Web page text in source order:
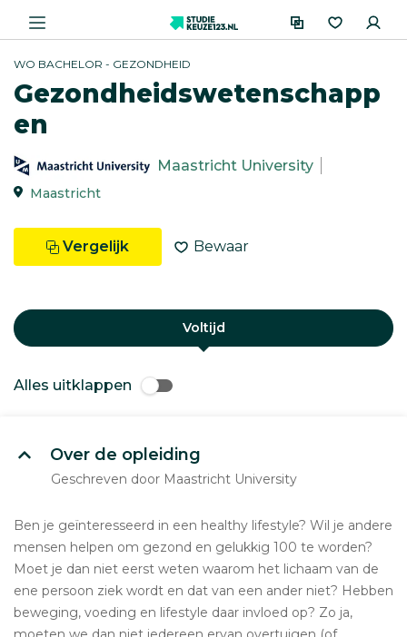
WO BACHELOR - GEZONDHEID
Gezondheidswetenschapp
en
Maastricht University
Maastricht
Vergelijk Bewaar
Voltijd
Alles uitklappen
Over de opleiding
Geschreven door Maastricht University
Ben je geïnteresseerd in een healthy lifestyle? Wil je andere
mensen helpen om gezond en gelukkig 100 te worden?
Moet je dan niet eerst weten waarom het lichaam van de
ene persoon ziek wordt en dat van een ander niet? Hebben
beweging, voeding en lifestyle daar invloed op? Zo ja,